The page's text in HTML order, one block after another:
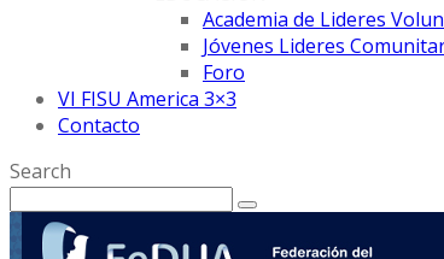
Academia de Lideres
Jóvenes Lideres
Foro
VI FISU America 3×3
Contacto
Search